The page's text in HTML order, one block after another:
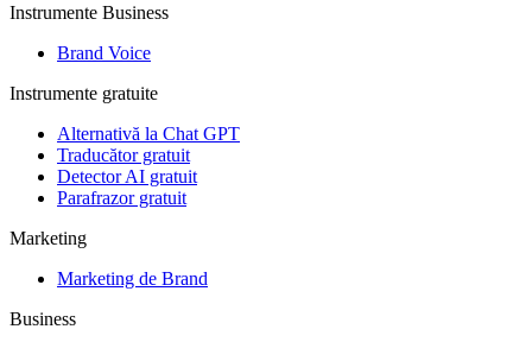
Instrumente Business
Brand Voice
Instrumente gratuite
Alternativă la Chat GPT
Traducător gratuit
Detector AI gratuit
Parafrazor gratuit
Marketing
Marketing de Brand
Business